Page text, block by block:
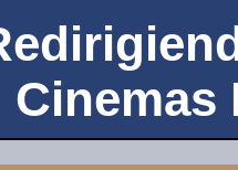
Cinemas